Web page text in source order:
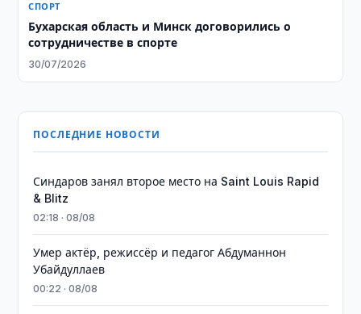
СПОРТ
Бухарская область и Минск договорились о
сотрудничестве в спорте
30/07/2026
ПОСЛЕДНИЕ НОВОСТИ
Синдаров занял второе место на Saint Louis Rapid
& Blitz
02:18 · 08/08
Умер актёр, режиссёр и педагог Абдуманнон
Убайдуллаев
00:22 · 08/08